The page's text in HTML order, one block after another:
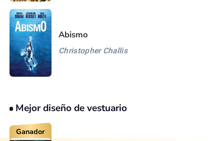
Abismo
Christopher Challis
Mejor diseño de vestuario
Ganador